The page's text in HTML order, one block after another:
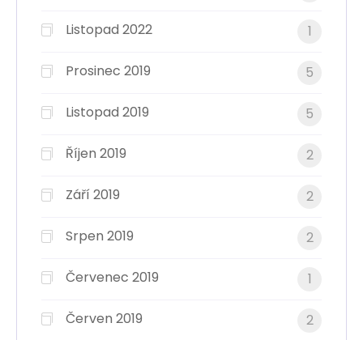
Listopad 2022 1
Prosinec 2019 5
Listopad 2019 5
Říjen 2019 2
Září 2019 2
Srpen 2019 2
Červenec 2019 1
Červen 2019 2